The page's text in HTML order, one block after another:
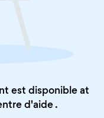
est disponible at
d'aide.